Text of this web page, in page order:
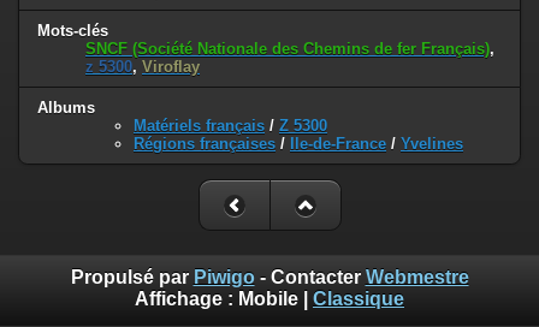
Mots-clés
SNCF (Société Nationale des Chemins de fer Français),
z 5300, Viroflay
Albums
Matériels français / Z 5300
Régions françaises / Ile-de-France / Yvelines
Propulsé par Piwigo- Contacter Webmestre
Affichage : Mobile Classique